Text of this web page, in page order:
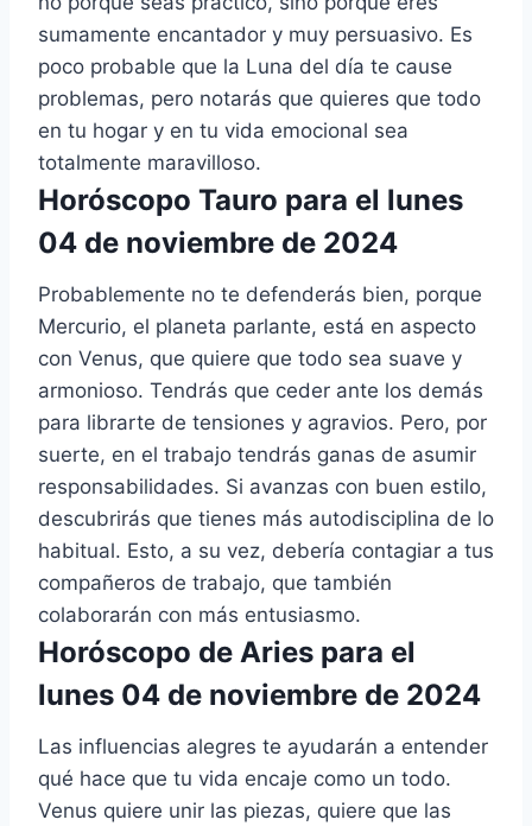
sumamente encantador y muy persuasivo. Es
poco probable que la Luna del día te cause
problemas, pero notarás que quieres que todo
en tu hogar y en tu vida emocional sea
totalmente maravilloso.
Horóscopo Tauro para el lunes
04 de noviembre de 2024
Probablemente no te defenderás bien, porque
Mercurio, el planeta parlante, está en aspecto
con Venus, que quiere que todo sea suave y
armonioso. Tendrás que ceder ante los demás
para librarte de tensiones y agravios. Pero, por
suerte, en el trabajo tendrás ganas de asumir
responsabilidades. Si avanzas con buen estilo,
descubrirás que tienes más autodisciplina de lo
habitual. Esto, a su vez, debería contagiar a tus
compañeros de trabajo, que también
colaborarán con más entusiasmo.
Horóscopo de Aries para el
lunes 04 de noviembre de 2024
Las influencias alegres te ayudarán a entender
qué hace que tu vida encaje como un todo.
Venus quiere unir las piezas, quiere que las